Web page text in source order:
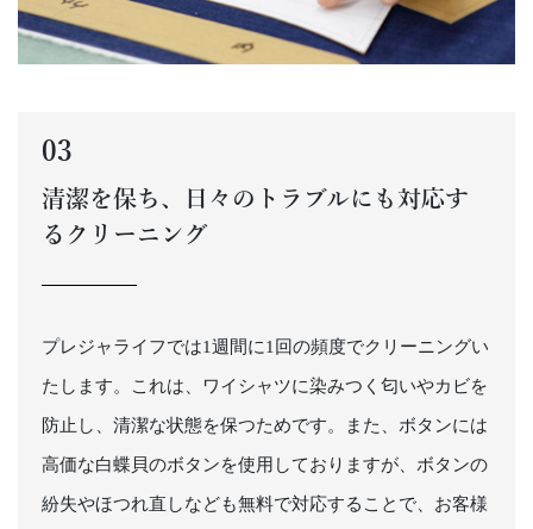
03
清潔を保ち、日々のトラブルにも対応す
るクリーニング
プレジャライフでは1週間に1回の頻度でクリーニングい
たします。これは、ワイシャツに染みつく匂いやカビを
防止し、清潔な状態を保つためです。また、ボタンには
高価な白蝶貝のボタンを使用しておりますが、ボタンの
紛失やほつれ直しなども無料で対応することで、お客様